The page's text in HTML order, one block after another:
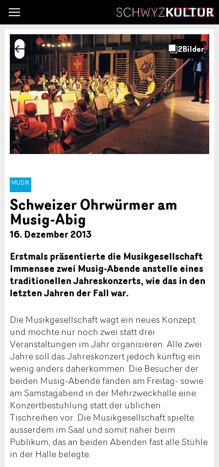
MUSIK
Schweizer Ohrwürmer am
Musig-Abig
16. Dezember 2013
Erstmals präsentierte die Musikgesellschaft
Immensee zwei Musig-Abende anstelle eines
traditionellen Jahreskonzerts, wie das in den
letzten Jahren der Fall war.
Die Musikgesellschaft wagt ein neues Konzept
und möchte nur noch zwei statt drei
Veranstaltungen im Jahr organisieren. Alle zwei
Jahre soll das Jahreskonzert jedoch künftig ein
wenig anders daherkommen. Die Besucher der
beiden Musig-Abende fanden am Freitag- sowie
am Samstagabend in der Mehrzweckhalle eine
Konzertbestuhlung statt der üblichen
Tischreihen vor. Die Musikgesellschaft spielte
ausserdem im Saal und somit näher beim
Publikum, das an beiden Abenden fast alle Stühle
in der Halle belegte.